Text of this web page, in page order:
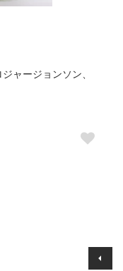
ャージョンソン、